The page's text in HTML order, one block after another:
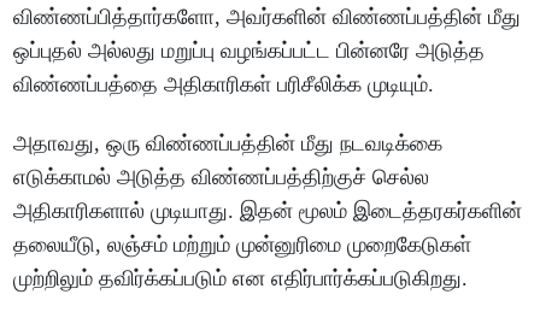
விண்ணப்பித்தார்களோ, அவர்களின் விண்ணப்பத்தின் மீது
ஒப்புதல் அல்லது மறுப்பு வழங்கப்பட்ட பின்னரே அடுத்த
விண்ணப்பத்தை அதிகாரிகள் பரிசீலிக்க முடியும்.
அதாவது, ஒரு விண்ணப்பத்தின் மீது நடவடிக்கை
எடுக்காமல் அடுத்த விண்ணப்பத்திற்குச் செல்ல
அதிகாரிகளால் முடியாது. இதன் மூலம் இடைத்தரகர்களின்
தலையீடு, லஞ்சம் மற்றும் முன்னுரிமை முறைகேடுகள்
முற்றிலும் தவிர்க்கப்படும் என எதிர்பார்க்கப்படுகிறது.